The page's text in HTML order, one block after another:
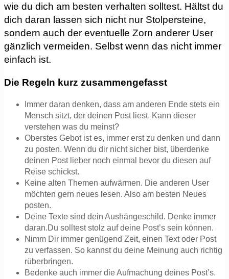
wie du dich am besten verhalten solltest. Hältst du
dich daran lassen sich nicht nur Stolpersteine,
sondern auch der eventuelle Zorn anderer User
gänzlich vermeiden. Selbst wenn das nicht immer
einfach ist.
Die Regeln kurz zusammengefasst
Immer daran denken, dass am anderen Ende stets ein
Mensch sitzt, der deinen Post liest. Kann dieser
verstehen was du meinst?
Oberstes Gebot ist es, immer erst zu denken und dann
zu posten. Wenn du dir nicht sicher bist, überdenke
deinen Post lieber noch einmal bevor du diesen auf
Reise schickst.
Keine alten Themen aufwärmen. Die anderen User
möchten gern neues lesen. Also am besten Neues
posten.
Deine Texte sind dein Aushängeschild. Denke immer
daran.Du solltest stolz auf deine Post’s sein können.
Nimm Dir immer genügend Zeit, einen Text oder Post
zu verfassen. So kannst du deine Meinung auch richtig
rüberbringen.
Bedenke auch immer die Aufmachung deines Post’s.